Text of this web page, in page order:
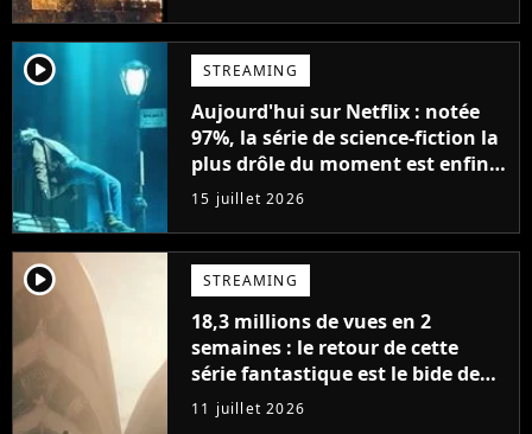
player2 STREAMING
Aujourd'hui sur Netflix : notée
97%, la série de science-fiction la
plus drôle du moment est enfin
de retour avec 8 nouveaux
épisodes
15 juillet 2026
player2 STREAMING
18,3 millions de vues en 2
semaines : le retour de cette
série fantastique est le bide de
l'année sur Netflix
11 juillet 2026